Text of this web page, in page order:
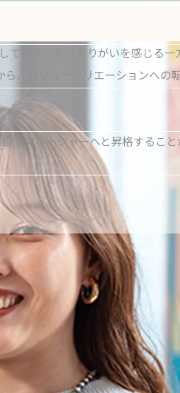
ていました。やりがいを感じる
、バリュークリエーションへの転
でマネージャーへと昇格するこ